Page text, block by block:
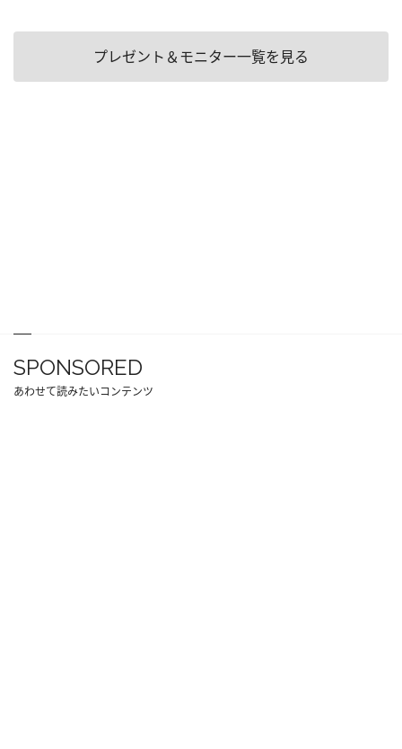
プレゼント＆モニター一覧を見る
SPONSORED
あわせて読みたいコンテンツ